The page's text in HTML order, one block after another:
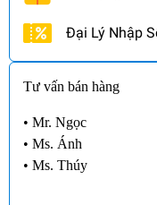
Đại Lý Nhập
Tư vấn bán hàng
• Mr. Ngọc
• Ms. Ánh
• Ms. Thúy